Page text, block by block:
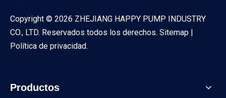
Copyright © 2026 ZHEJIANG HAPPY PUMP INDUSTRY
CO., LTD. Reservados todos los derechos. Sitemap |
Política de privacidad.
Productos